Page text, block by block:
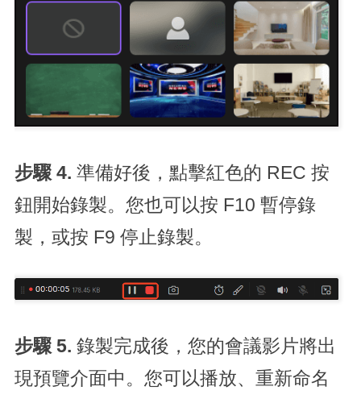
步驟 4. 準備好後，點擊紅色的 REC 按
鈕開始錄製。您也可以按 F10 暫停錄
製，或按 F9 停止錄製。
步驟 5. 錄製完成後，您的會議影片將出
現預覽介面中。您可以播放、重新命名